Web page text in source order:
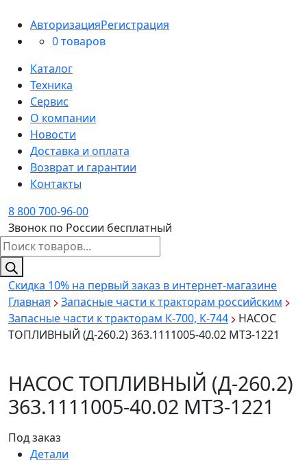
АвторизацияРегистрация
0 товаров
Каталог
Техника
Сервис
О компании
Новости
Доставка и оплата
Возврат и гарантии
Контакты
8 800 700-96-00
Звонок по России бесплатный
Поиск
товаров
Скидка 10% на первый заказ в интернет-магазине
Главная
Запасные части к тракторам российским
Запасные части к тракторам К-700, К-744
НАСОС
ТОПЛИВНЫЙ (Д-260.2) 363.1111005-40.02 МТЗ-1221
НАСОС ТОПЛИВНЫЙ (Д-260.2)
363.1111005-40.02 МТЗ-1221
Под заказ
Детали